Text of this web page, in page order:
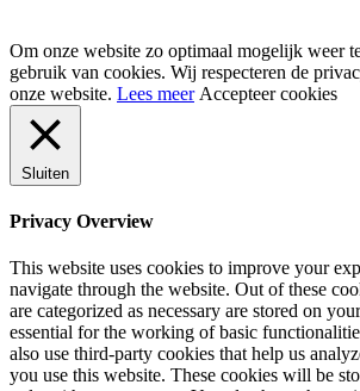
Om onze website zo optimaal mogelijk weer
gebruik van cookies. Wij respecteren de
onze website. Lees meer Accepteer cookies
Sluiten
Privacy Overview
This website uses cookies to improve your
navigate through the website. Out of these
are categorized as necessary are stored on
essential for the working of basic
also use third-party cookies that help us
you use this website. These cookies will be